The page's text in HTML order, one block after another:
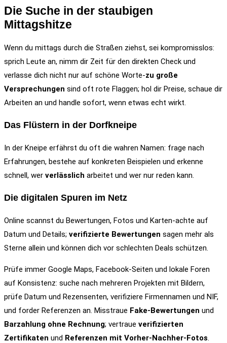
Die Suche in der staubigen
Mittagshitze
Wenn du mittags durch die Straßen ziehst, sei kompromisslos:
sprich Leute an, nimm dir Zeit für den direkten Check und
verlasse dich nicht nur auf schöne Worte-zu große
Versprechungen sind oft rote Flaggen; hol dir Preise, schaue dir
Arbeiten an und handle sofort, wenn etwas echt wirkt.
Das Flüstern in der Dorfkneipe
In der Kneipe erfährst du oft die wahren Namen: frage nach
Erfahrungen, bestehe auf konkreten Beispielen und erkenne
schnell, wer verlässlich arbeitet und wer nur reden kann.
Die digitalen Spuren im Netz
Online scannst du Bewertungen, Fotos und Karten-achte auf
Datum und Details; verifizierte Bewertungen sagen mehr als
Sterne allein und können dich vor schlechten Deals schützen.
Prüfe immer Google Maps, Facebook-Seiten und lokale Foren
auf Konsistenz: suche nach mehreren Projekten mit Bildern,
prüfe Datum und Rezensenten, verifiziere Firmennamen und NIF,
und forder Referenzen an. Misstraue Fake-Bewertungen und
Barzahlung ohne Rechnung; vertraue verifizierten
Zertifikaten und Referenzen mit Vorher-Nachher-Fotos.